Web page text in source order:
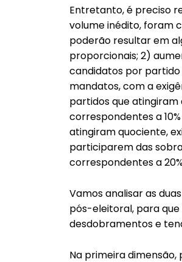
Entretanto, é preciso
volume inédito, foram
poderão resultar em
proporcionais; 2)
candidatos por
mandatos, com a
partidos que
correspondentes a
atingiram quociente,
participarem das
correspondentes a
Vamos analisar as
pós-eleitoral, para
desdobramentos e
Na primeira